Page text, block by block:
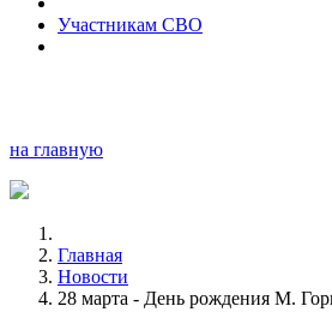
Участникам СВО
на главную
Главная
Новости
28 марта - День рождения М.